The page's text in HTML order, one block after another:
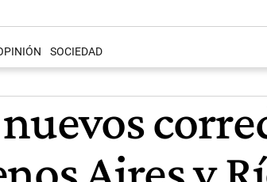
SOCIEDAD